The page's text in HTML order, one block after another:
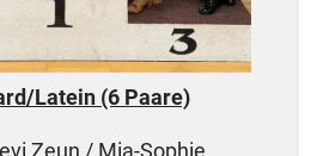
Latein (6 Paare)
Zeun / Mia-Sophie